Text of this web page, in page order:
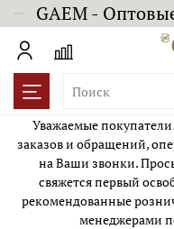
GAEM -
Уважаемые
заказов и обращений,
на Ваши звонки.
свяжется первый
рекомендованные
менеджерами